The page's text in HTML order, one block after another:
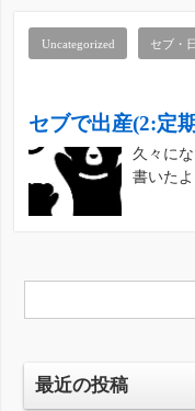
かな？
いノリ
Uncategorized セブ・
セブで出産(2:定
久々に
書いた
携」し
最近の投稿